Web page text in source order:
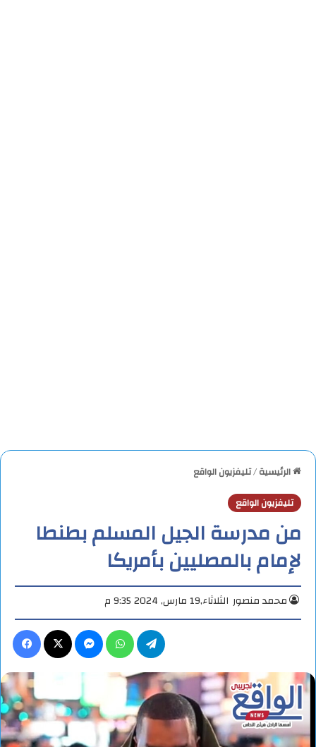
الرئيسية/تليفزيون الواقع
تليفزيون الواقع
من مدرسة الجيل المسلم بطنطا
لإمام بالمصليين بأمريكا
محمد منصور الثلاثاء,19 مارس, 2024 9:35 م
ماسنجر واتساب تيلقرام